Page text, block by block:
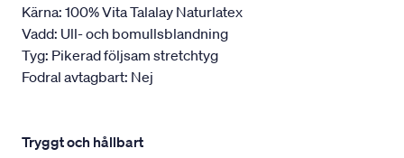
Kärna: 100% Vita Talalay Naturlatex
Vadd: Ull- och bomullsblandning
Tyg: Pikerad följsam stretchtyg
Fodral avtagbart: Nej
Tryggt och hållbart